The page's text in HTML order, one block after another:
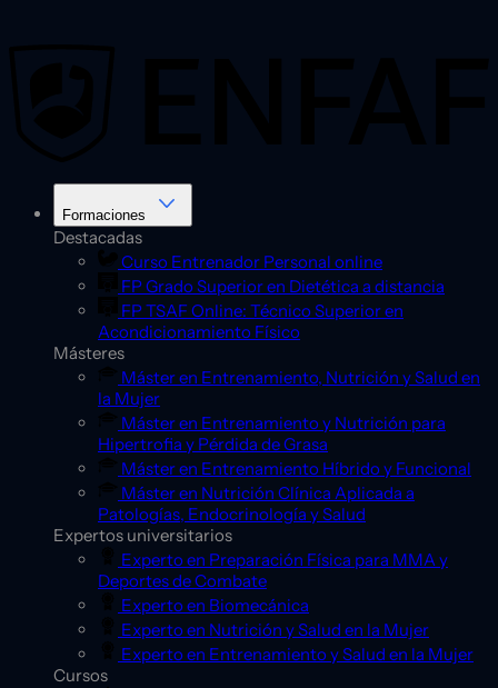
Formaciones
Destacadas
Curso Entrenador Personal online
FP Grado Superior en Dietética a distancia
FP TSAF Online: Técnico Superior en
Acondicionamiento Físico
Másteres
Máster en Entrenamiento, Nutrición y Salud en
la Mujer
Máster en Entrenamiento y Nutrición para
Hipertrofia y Pérdida de Grasa
Máster en Entrenamiento Híbrido y Funcional
Máster en Nutrición Clínica Aplicada a
Patologías, Endocrinología y Salud
Expertos universitarios
Experto en Preparación Física para MMA y
Deportes de Combate
Experto en Biomecánica
Experto en Nutrición y Salud en la Mujer
Experto en Entrenamiento y Salud en la Mujer
Cursos